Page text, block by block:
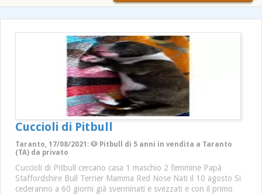
Cuccioli di Pitbull
Taranto, 17/08/2021: 🐶 Pitbull di 5 anni in vendita a Taranto
(TA) da privato
Cuccioli di Pitbull cercano casa 1 maschio 2 femmine Papà
Staffordshire Bull Terrier Mamma Red Nose Nati il 10 agosto Si
cederanno a 60 giorni già sverminati e svezzati e con il primo